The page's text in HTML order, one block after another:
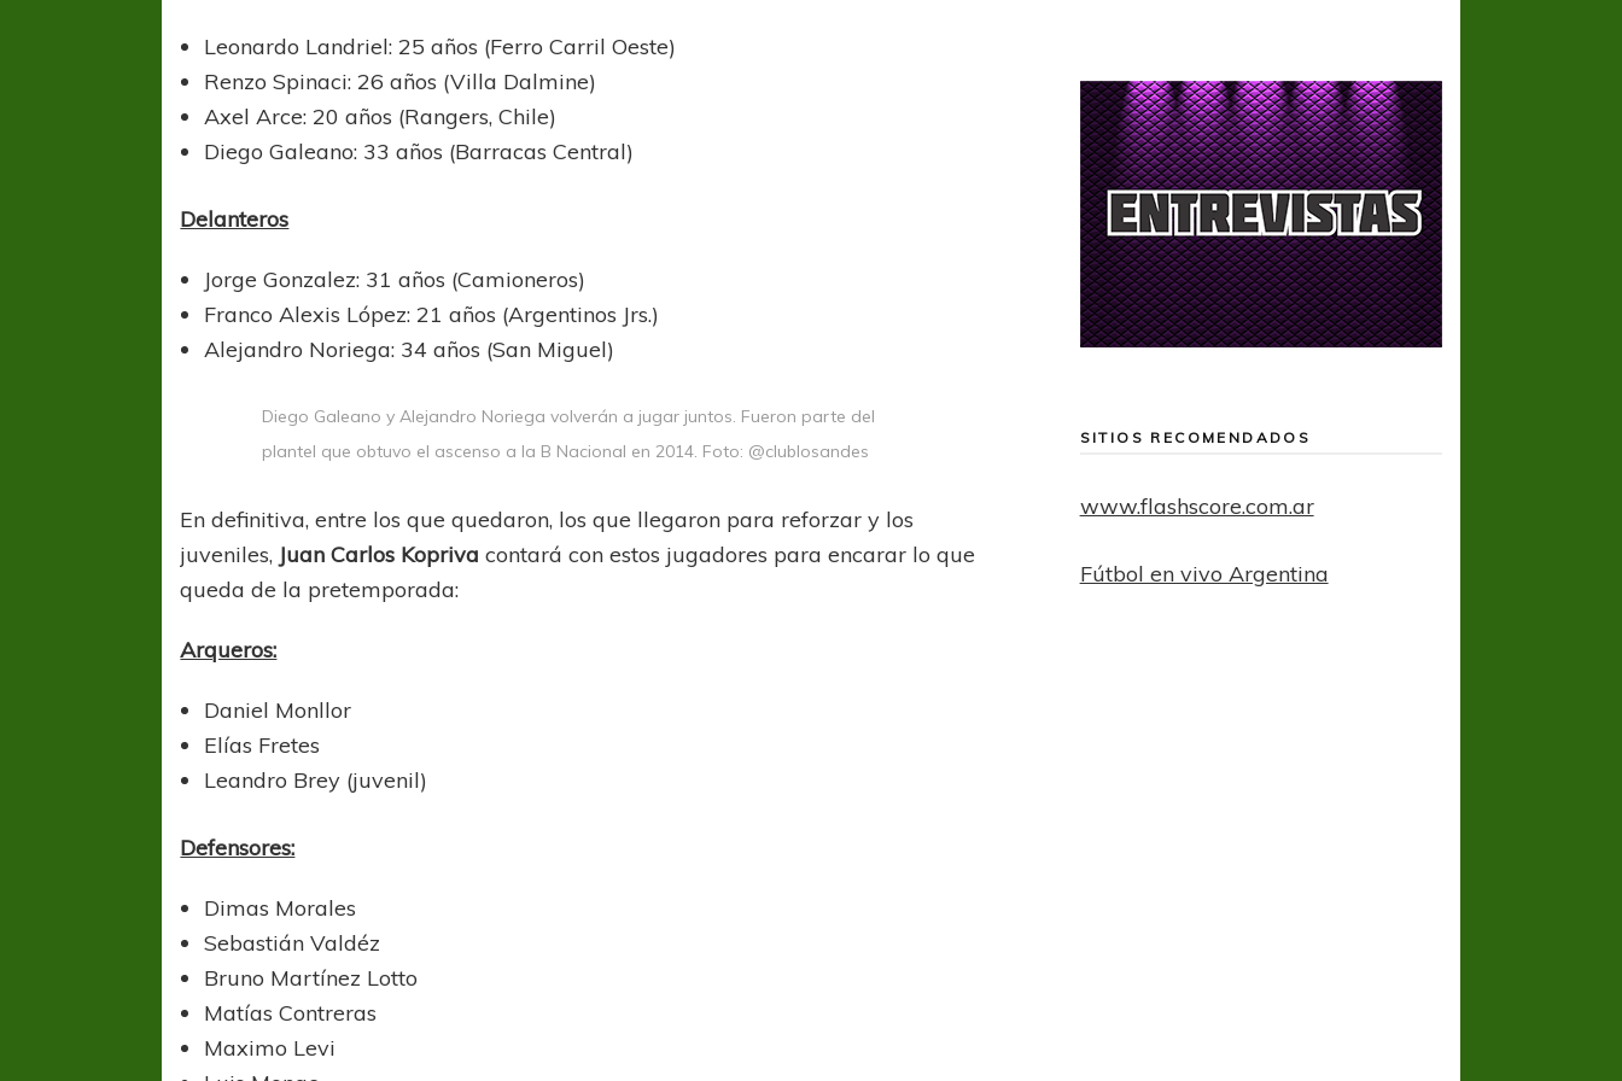
Leonardo Landriel: 25 años (Ferro Carril Oeste)
Renzo Spinaci: 26 años (Villa Dalmine)
Axel Arce: 20 años (Rangers, Chile)
Diego Galeano: 33 años (Barracas Central)
Delanteros
Jorge Gonzalez: 31 años (Camioneros)
Franco Alexis López: 21 años (Argentinos Jrs.)
Alejandro Noriega: 34 años (San Miguel)
Diego Galeano y Alejandro Noriega volverán a jugar juntos. Fueron parte del
plantel que obtuvo el ascenso a la B Nacional en 2014. Foto: @clublosandes
En definitiva, entre los que quedaron, los que llegaron para reforzar y los
juveniles, Juan Carlos Kopriva contará con estos jugadores para encarar lo que
queda de la pretemporada:
Arqueros:
Daniel Monllor
Elías Fretes
Leandro Brey (juvenil)
Defensores:
Dimas Morales
Sebastián Valdéz
Bruno Martínez Lotto
Matías Contreras
Maximo Levi
SITIOS RECOMENDADOS
www.flashscore.com.ar
Fútbol en vivo Argentina